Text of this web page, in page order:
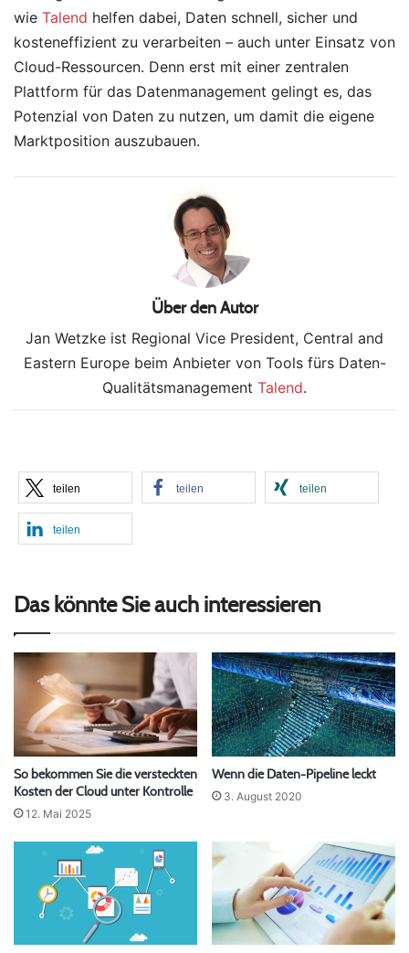
wie Talend helfen dabei, Daten schnell, sicher und
kosteneffizient zu verarbeiten – auch unter Einsatz von
Cloud-Ressourcen. Denn erst mit einer zentralen
Plattform für das Datenmanagement gelingt es, das
Potenzial von Daten zu nutzen, um damit die eigene
Marktposition auszubauen.
Über den Autor
Jan Wetzke ist Regional Vice President, Central and
Eastern Europe beim Anbieter von Tools fürs Daten-
Qualitätsmanagement Talend.
teilen teilen teilen
teilen
Das könnte Sie auch interessieren
So bekommen Sie die versteckten
Kosten der Cloud unter Kontrolle
12. Mai 2025
Wenn die Daten-Pipeline leckt
3. August 2020